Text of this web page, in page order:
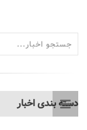
دسته بندی اخبار